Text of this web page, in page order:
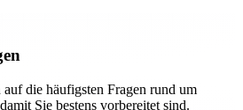
die häufigsten Fragen rund um
Sie bestens vorbereitet sind.